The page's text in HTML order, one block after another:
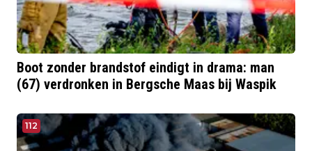
Boot zonder brandstof eindigt in drama: man
(67) verdronken in Bergsche Maas bij Waspik
112